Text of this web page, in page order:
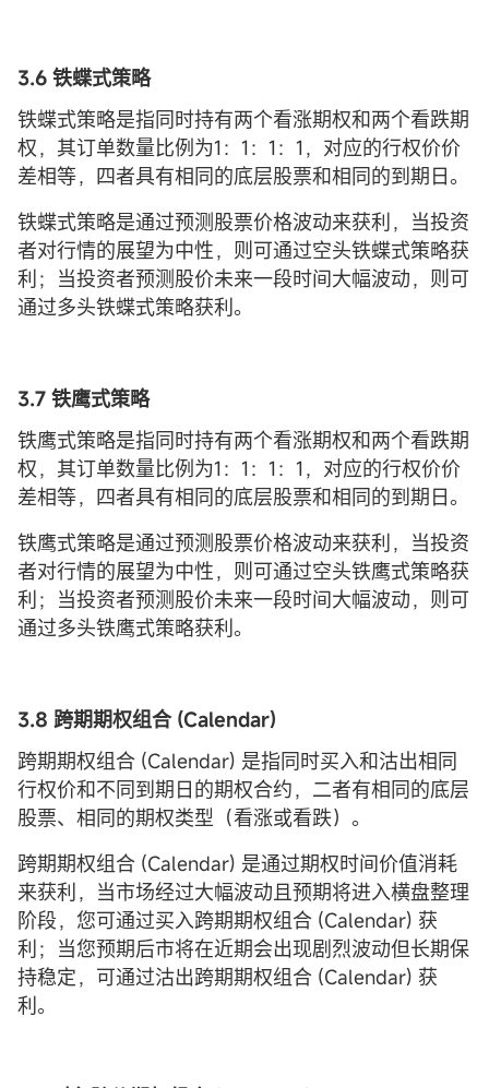
3.6 铁蝶式策略
铁蝶式策略是指同时持有两个看涨期权和两个看跌期
权，其订单数量比例为1：1：1：1，对应的行权价价
差相等，四者具有相同的底层股票和相同的到期日。
铁蝶式策略是通过预测股票价格波动来获利，当投资
者对行情的展望为中性，则可通过空头铁蝶式策略获
利；当投资者预测股价未来一段时间大幅波动，则可
通过多头铁蝶式策略获利。
3.7 铁鹰式策略
铁鹰式策略是指同时持有两个看涨期权和两个看跌期
权，其订单数量比例为1：1：1：1，对应的行权价价
差相等，四者具有相同的底层股票和相同的到期日。
铁鹰式策略是通过预测股票价格波动来获利，当投资
者对行情的展望为中性，则可通过空头铁鹰式策略获
利；当投资者预测股价未来一段时间大幅波动，则可
通过多头铁鹰式策略获利。
3.8 跨期期权组合 (Calendar)
跨期期权组合 (Calendar) 是指同时买入和沽出相同
行权价和不同到期日的期权合约，二者有相同的底层
股票、相同的期权类型（看涨或看跌）。
跨期期权组合 (Calendar) 是通过期权时间价值消耗
来获利，当市场经过大幅波动且预期将进入横盘整理
阶段，您可通过买入跨期期权组合 (Calendar) 获
利；当您预期后市将在近期会出现剧烈波动但长期保
持稳定，可通过沽出跨期期权组合 (Calendar) 获
利。